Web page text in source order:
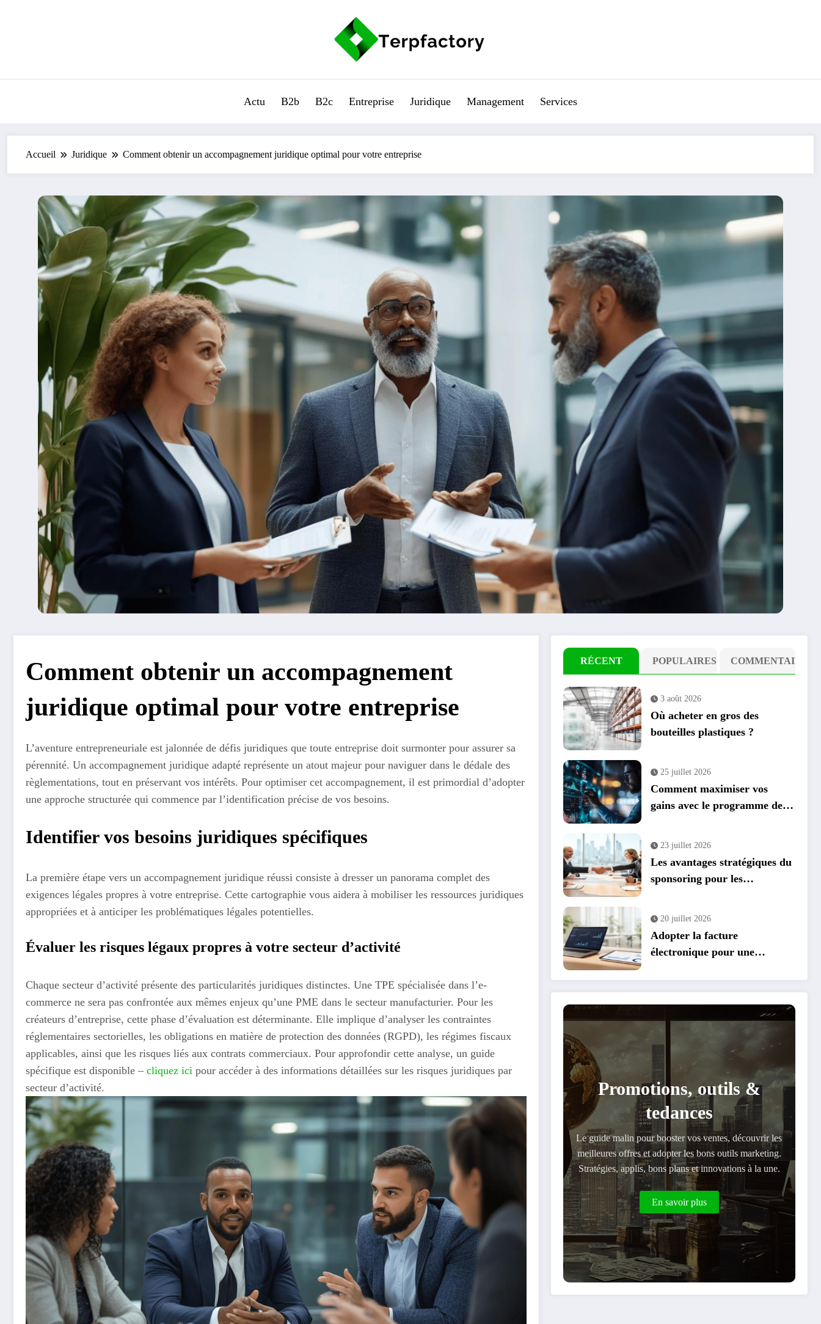
Actu B2b B2c Entreprise Juridique Management Services
Accueil Juridique Comment obtenir un accompagnement juridique optimal pour votre entreprise
Comment obtenir un accompagnement
juridique optimal pour votre entreprise
L’aventure entrepreneuriale est jalonnée de défis juridiques que toute entreprise doit surmonter pour assurer sa
pérennité. Un accompagnement juridique adapté représente un atout majeur pour naviguer dans le dédale des
règlementations, tout en préservant vos intérêts. Pour optimiser cet accompagnement, il est primordial d’adopter
une approche structurée qui commence par l’identification précise de vos besoins.
Identifier vos besoins juridiques spécifiques
La première étape vers un accompagnement juridique réussi consiste à dresser un panorama complet des
exigences légales propres à votre entreprise. Cette cartographie vous aidera à mobiliser les ressources juridiques
appropriées et à anticiper les problématiques légales potentielles.
Évaluer les risques légaux propres à votre secteur d’activité
Chaque secteur d’activité présente des particularités juridiques distinctes. Une TPE spécialisée dans l’e-
commerce ne sera pas confrontée aux mêmes enjeux qu’une PME dans le secteur manufacturier. Pour les
créateurs d’entreprise, cette phase d’évaluation est déterminante. Elle implique d’analyser les contraintes
réglementaires sectorielles, les obligations en matière de protection des données (RGPD), les régimes fiscaux
applicables, ainsi que les risques liés aux contrats commerciaux. Pour approfondir cette analyse, un guide
spécifique est disponible – cliquez ici pour accéder à des informations détaillées sur les risques juridiques par
secteur d’activité.
RÉCENT POPULAIRES COMMENTAIRE
3 août 2026
Où acheter en gros des
bouteilles plastiques ?
25 juillet 2026
Comment maximiser vos
gains avec le programme de
23 juillet 2026
Les avantages stratégiques du
sponsoring pour les
20 juillet 2026
Adopter la facture
électronique pour une
Promotions, outils &
tedances
Le guide malin pour booster vos ventes, découvrir les
meilleures offres et adopter les bons outils marketing.
Stratégies, applis, bons plans et innovations à la une.
En savoir plus